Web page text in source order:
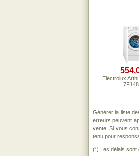
Electrolux
Générer la liste
erreurs peuvent
vente. Si vous
tenu pour
(*) Les délais sont